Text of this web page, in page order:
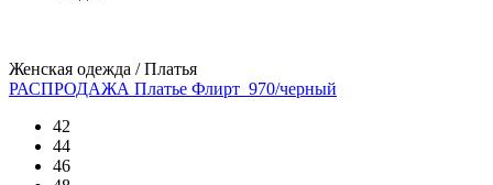
Женская одежда / Платья
РАСПРОДАЖА Платье Флирт_970/черный
42
44
46